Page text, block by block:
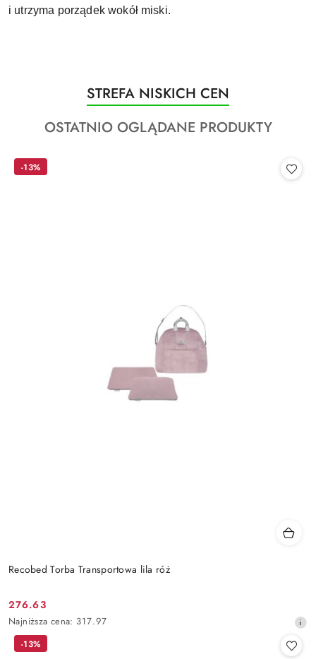
i utrzyma porządek wokół miski.
Pomiń karuzelę produktów
Produkty
o
statusie:
STREFA NISKICH CEN
Produkty
statusie:
OSTATNIO OGLĄDANE PRODUKTY
Recobed Torba Transportowa lila róż
Cena
promocyjna:
276.63
Najniższa
cena
Najniższa cena: 317.97
-13%
-13%